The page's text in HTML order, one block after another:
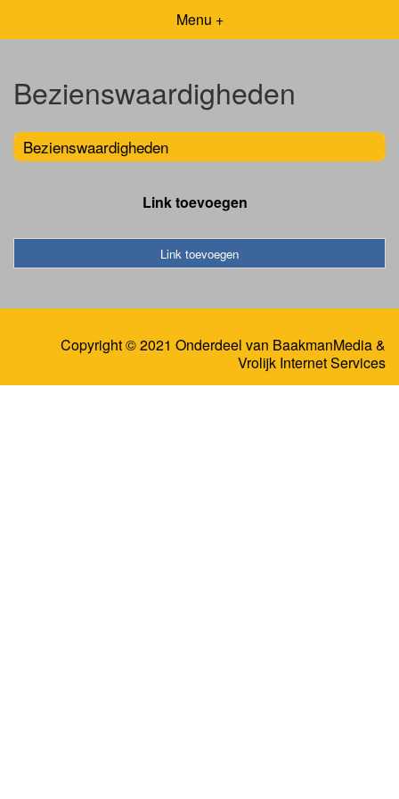
Menu +
Bezienswaardigheden
Bezienswaardigheden
Link toevoegen
Link toevoegen
Copyright © 2021 Onderdeel van BaakmanMedia&
Vrolijk Internet Services